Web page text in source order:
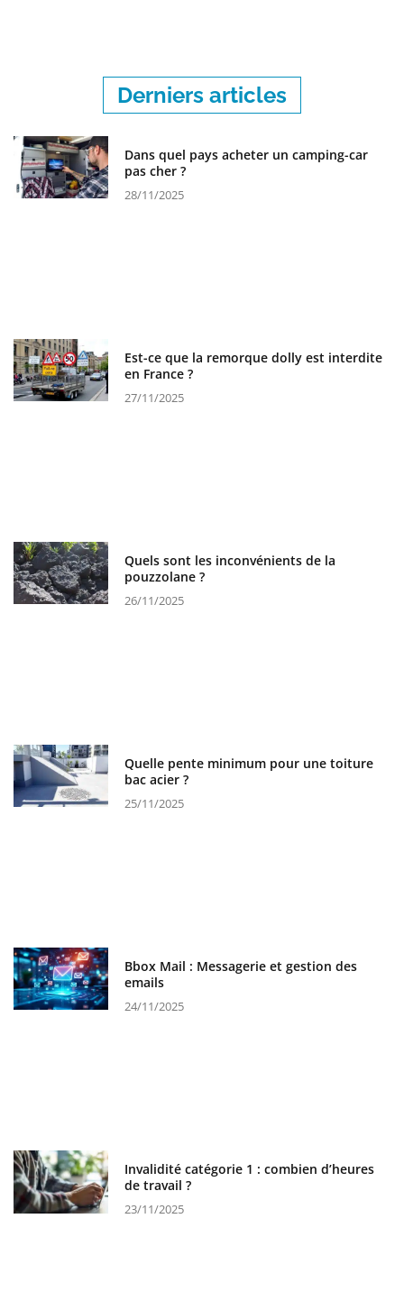
Derniers articles
Dans quel pays acheter un camping-car
pas cher ?
28/11/2025
Est-ce que la remorque dolly est interdite
en France ?
27/11/2025
Quels sont les inconvénients de la
pouzzolane ?
26/11/2025
Quelle pente minimum pour une toiture
bac acier ?
25/11/2025
Bbox Mail : Messagerie et gestion des
emails
24/11/2025
Invalidité catégorie 1 : combien d’heures
de travail ?
23/11/2025